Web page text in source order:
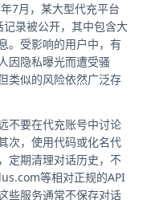
7月，某大型代充平台
录被公开，其中包含大
。受影响的用户中，有
因隐私曝光而遭受骚
类似的风险依然广泛存
不要在代充账号中讨论
次，使用代码或化名代
定期清理对话历史，不
等相对正规的API
些服务通常不保存对话